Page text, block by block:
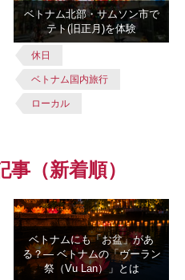
ベトナム北部・サムソン市で
テト(旧正月)を体験
休日
ベトナム国内旅行
ローカル
（新着順）
ベトナムにも「お盆」があ
る？― ベトナムの「ヴーラン
祭（Vu Lan）」とは